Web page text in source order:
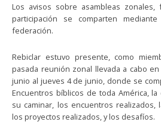
Los avisos sobre asambleas zonales,
participación se comparten
federación.
Rebiclar estuvo presente, como
pasada reunión zonal llevada a cabo
junio al jueves 4 de junio, donde se
Encuentros bíblicos de toda América,
su caminar, los encuentros realizados,
los proyectos realizados, y los desafíos.